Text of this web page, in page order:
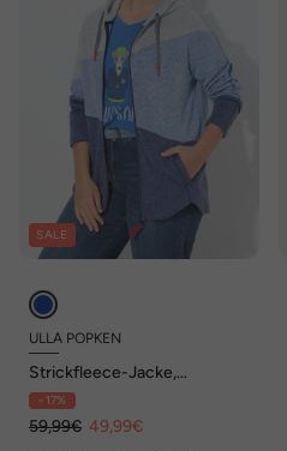
SALE
ULLA POPKEN
Strickfleece-Jacke,
Colorblocking, Kapuze,
Zipper
- 17%
59,99€ 49,99€